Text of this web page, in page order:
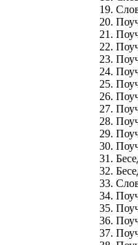
19.
20.
21.
22.
23.
24.
25.
26.
27.
28.
29.
30.
31.
32.
33.
34.
35.
36.
37.